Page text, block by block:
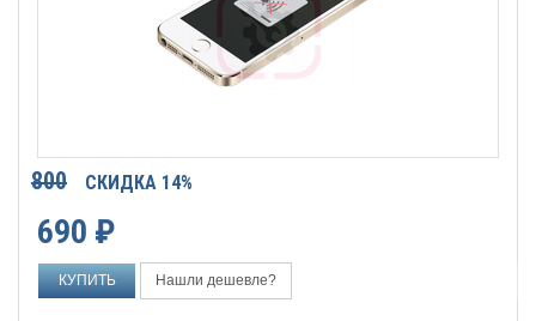
800 СКИДКА 14%
690 ₽
Нашли дешевле?